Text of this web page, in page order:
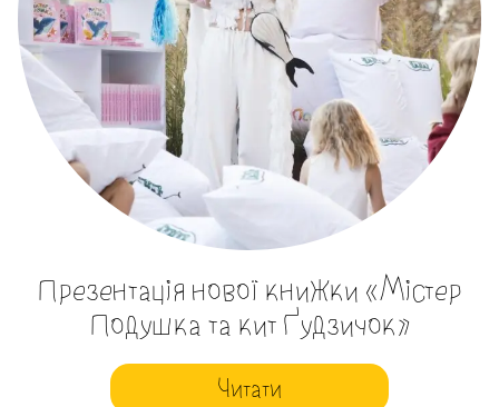
Презентація нової книжки «Містер
Подушка та кит Ґудзичок»
Читати